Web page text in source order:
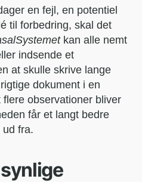
en fejl, en potentiel
til forbedring, skal det
kan alle nemt
indsende et
at skulle skrive lange
dokument i en
observationer bliver
får et langt bedre
fra.